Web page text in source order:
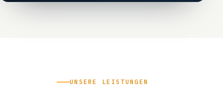
UNSERE LEISTUNGEN